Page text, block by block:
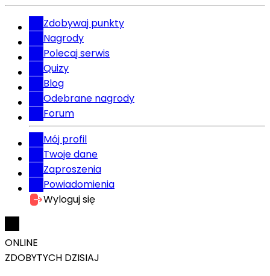
Zdobywaj punkty
Nagrody
Polecaj serwis
Quizy
Blog
Odebrane nagrody
Forum
Mój profil
Twoje dane
Zaproszenia
Powiadomienia
Wyloguj się
ONLINE
ZDOBYTYCH DZISIAJ